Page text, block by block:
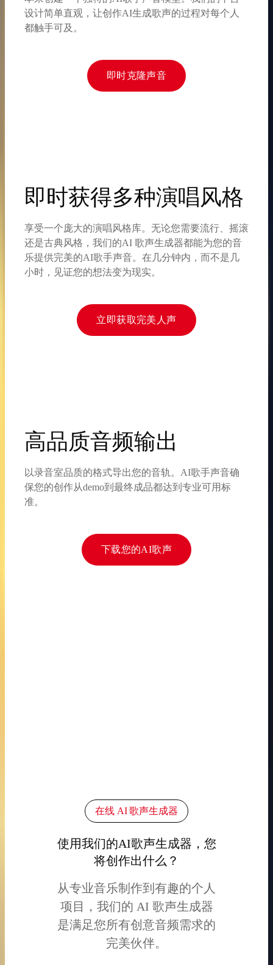
设计简单直观，让创作AI生成歌声的过程对每个人
都触手可及。
即时克隆声音
即时获得多种演唱风格
享受一个庞大的演唱风格库。无论您需要流行、摇滚
还是古典风格，我们的AI 歌声生成器都能为您的音
乐提供完美的AI歌手声音。在几分钟内，而不是几
小时，见证您的想法变为现实。
立即获取完美人声
高品质音频输出
以录音室品质的格式导出您的音轨。AI歌手声音确
保您的创作从demo到最终成品都达到专业可用标
准。
下载您的AI歌声
在线 AI 歌声生成器
使用我们的AI歌声生成器，您
将创作出什么？
从专业音乐制作到有趣的个人
项目，我们的 AI 歌声生成器
是满足您所有创意音频需求的
完美伙伴。